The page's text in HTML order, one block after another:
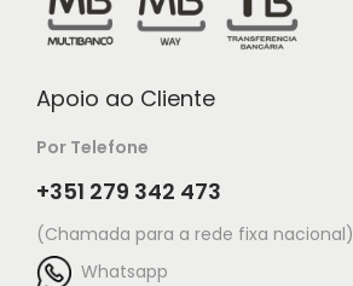
Apoio ao Cliente
Por Telefone
+351 279 342 473
(Chamada para a rede fixa nacional)
Whatsapp